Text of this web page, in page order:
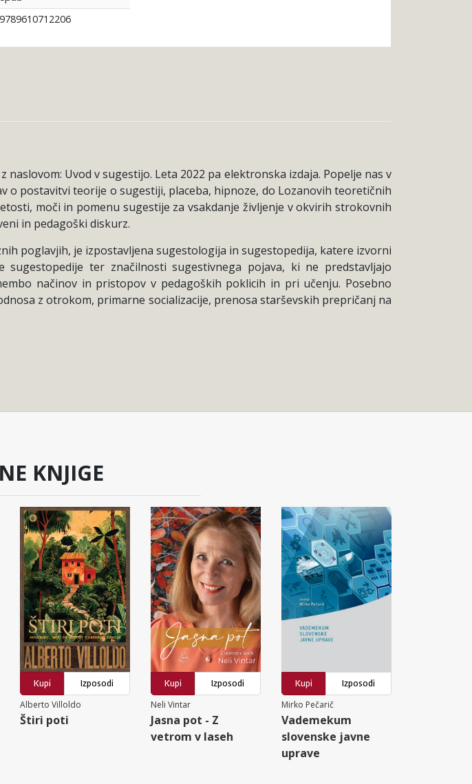
9789610712206
Uvod v sugestijo. Leta 2022 pa elektronska izdaja. Popelje nas v
postavitvi teorije o sugestiji, placeba, hipnoze, do Lozanovih teoretičnih
moči in pomenu sugestije za vsakdanje življenje v okvirih strokovnih
in pedagoški diskurz.
poglavjih, je izpostavljena sugestologija in sugestopedija, katere izvorni
ter značilnosti sugestivnega pojava, ki ne predstavljajo
načinov in pristopov v pedagoških poklicih in pri učenju. Posebno
z otrokom, primarne socializacije, prenosa starševskih prepričanj na
KNJIGE
Kupi
Izposodi
Alberto Villoldo
Štiri poti
Kupi
Izposodi
Neli Vintar
Jasna pot - Z
vetrom v laseh
Kupi
Izposodi
Mirko Pečarič
Vademekum
slovenske javne
uprave